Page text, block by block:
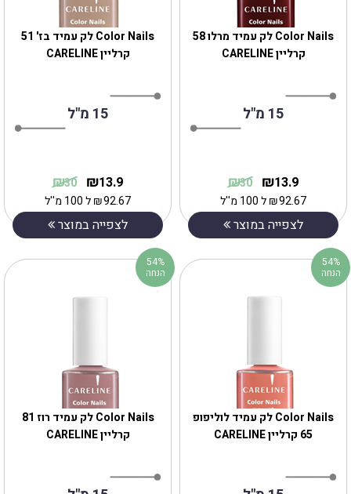
Color Nails לק עמיד בז' 51
קרליין CARELINE
15 מ"ל
13.9
₪
30
₪
92.67
₪ל 100 מ''ל
לצפייה במוצר
Color Nails לק עמיד מרלו 58
קרליין CARELINE
15 מ"ל
13.9
₪
30
₪
92.67
₪ל 100 מ''ל
לצפייה במוצר
Color Nails לק עמיד רוז 81
קרליין CARELINE
54%
הנחה
Color Nails לק עמיד לוליפופ
65 קרליין CARELINE
54%
הנחה